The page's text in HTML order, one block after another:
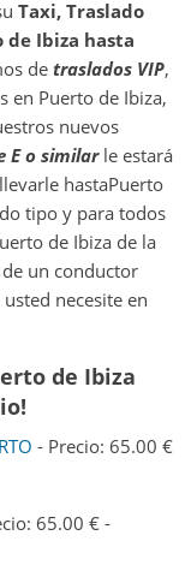
Taxi, Traslado
de Ibiza hasta
detraslados VIP,
en Puerto de Ibiza,
nuevos
E o similarle estará
hastaPuerto
tipo y para todos
de Ibiza de la
un conductor
necesite en
de Ibiza
- Precio: 65.00 €
65.00 € -